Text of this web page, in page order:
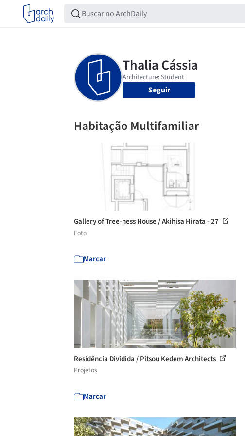
Seguir
Habitação Multifamiliar
Gallery of Tree-ness House / Akihisa Hirata - 27
Foto
Marcar
Residência Dividida / Pitsou Kedem Architects
Projetos
Marcar